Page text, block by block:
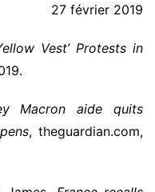
27 février 2019
Vest’ Protests in
Macron aide quits
, theguardian.com,